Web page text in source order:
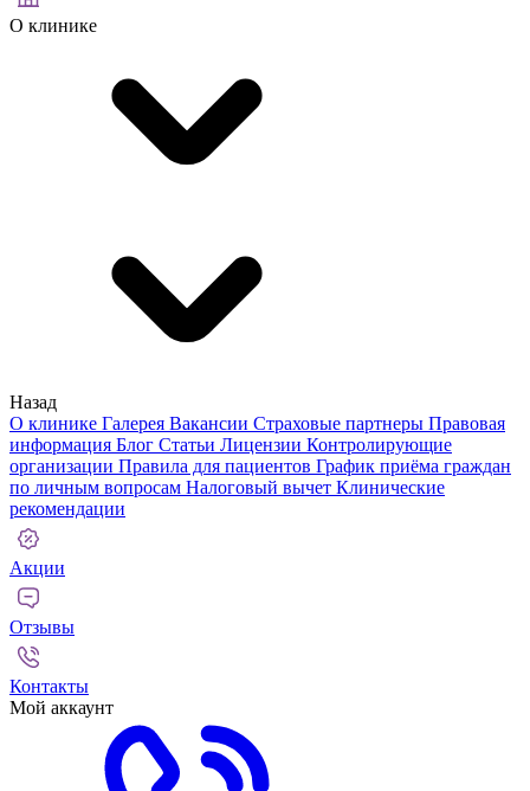
О клинике
Назад
О клинике Галерея Вакансии Страховые партнеры Правовая
информация Блог Статьи Лицензии Контролирующие
организации Правила для пациентов График приёма граждан
по личным вопросам Налоговый вычет Клинические
рекомендации
Акции
Отзывы
Контакты
Мой аккаунт